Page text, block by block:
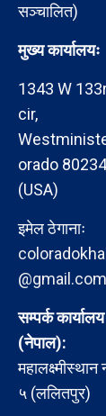
सञ्चालित)
मुख्य कार्यालयः
1343 W
cir,
orado 80234
(USA)
इमेल ठेगानाः
@gmail.com
सम्पर्क कार्यालय
(नेपाल):
महालक्ष्मीस्थान
५ (ललितपुर)